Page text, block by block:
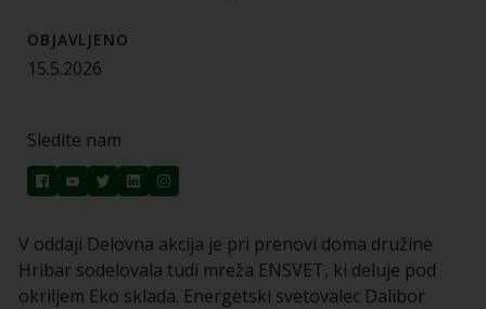
OBJAVLJENO
15.5.2026
Sledite nam
V oddaji Delovna akcija je pri prenovi doma družine
Hribar sodelovala tudi mreža ENSVET, ki deluje pod
okriljem Eko sklada. Energetski svetovalec Dalibor